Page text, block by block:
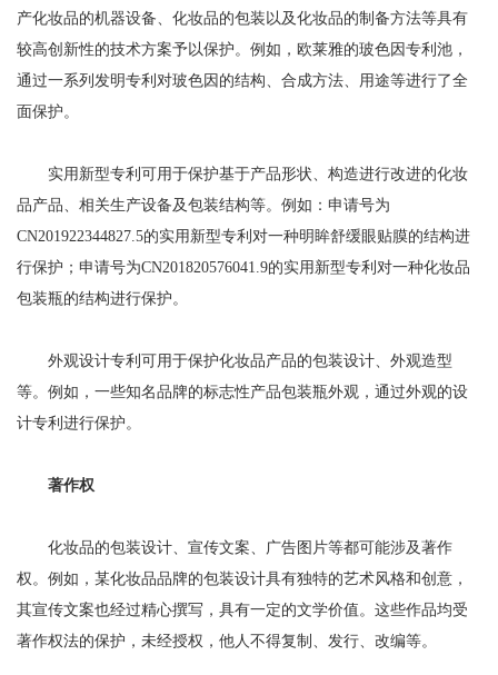
产化妆品的机器设备、化妆品的包装以及化妆品的制备方法等具有
较高创新性的技术方案予以保护。例如，欧莱雅的玻色因专利池，
通过一系列发明专利对玻色因的结构、合成方法、用途等进行了全
面保护。
实用新型专利可用于保护基于产品形状、构造进行改进的化妆
品产品、相关生产设备及包装结构等。例如：申请号为
CN201922344827.5的实用新型专利对一种明眸舒缓眼贴膜的结构进
行保护；申请号为CN201820576041.9的实用新型专利对一种化妆品
包装瓶的结构进行保护。
外观设计专利可用于保护化妆品产品的包装设计、外观造型
等。例如，一些知名品牌的标志性产品包装瓶外观，通过外观的设
计专利进行保护。
著作权
化妆品的包装设计、宣传文案、广告图片等都可能涉及著作
权。例如，某化妆品品牌的包装设计具有独特的艺术风格和创意，
其宣传文案也经过精心撰写，具有一定的文学价值。这些作品均受
著作权法的保护，未经授权，他人不得复制、发行、改编等。